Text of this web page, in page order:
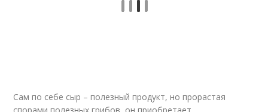
Сам по себе сыр – полезный продукт, но прорастая